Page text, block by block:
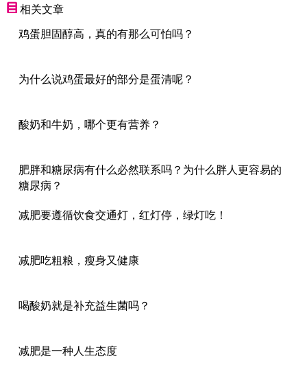
相关文章
鸡蛋胆固醇高，真的有那么可怕吗？
为什么说鸡蛋最好的部分是蛋清呢？
酸奶和牛奶，哪个更有营养？
肥胖和糖尿病有什么必然联系吗？为什么胖人更容易的
糖尿病？
减肥要遵循饮食交通灯，红灯停，绿灯吃！
减肥吃粗粮，瘦身又健康
喝酸奶就是补充益生菌吗？
减肥是一种人生态度